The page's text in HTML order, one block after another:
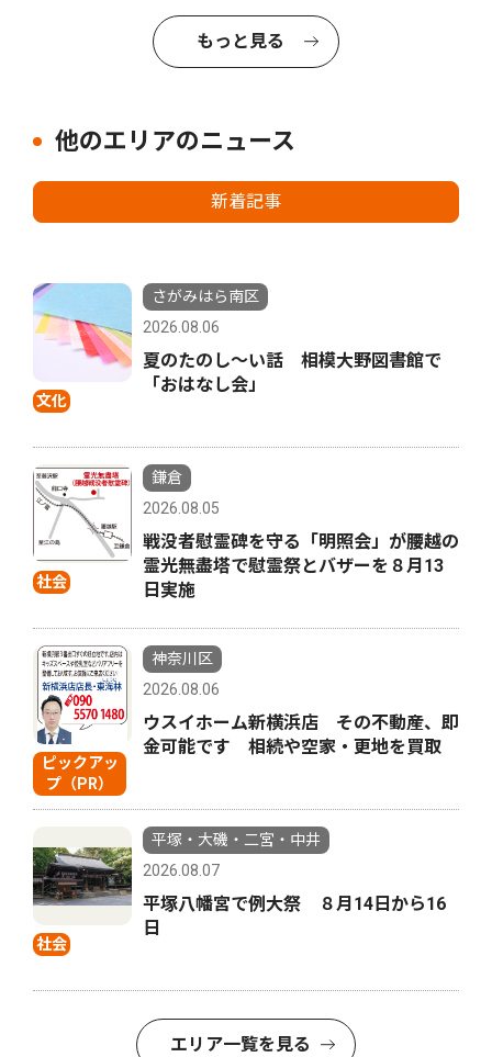
もっと見る
他のエリアのニュース
新着記事
文化
さがみはら南区
2026.08.06
夏のたのし〜い話 相模大野図書館で
「おはなし会」
社会
鎌倉
2026.08.05
戦没者慰霊碑を守る「明照会」が腰越の
霊光無盡塔で慰霊祭とバザーを８月13
日実施
ピックアッ
プ（PR）
神奈川区
2026.08.06
ウスイホーム新横浜店 その不動産、即
金可能です 相続や空家・更地を買取
社会
平塚・大磯・二宮・中井
2026.08.07
平塚八幡宮で例大祭 ８月14日から16
日
エリア一覧を見る